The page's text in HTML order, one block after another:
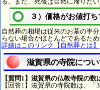
３）価格がお値打ち
自然葬の相場は従来のお墓の半
らない場合がほとんどであるた
詳細はこのリンク【自然葬とは】
滋賀県の寺院につ
【質問1】滋賀県の仏教寺院の数
【回答1】滋賀県の寺院数は、「